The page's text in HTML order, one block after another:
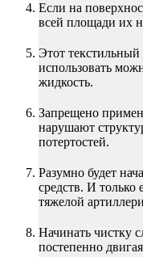
Если на
всей площади их
Этот
использовать
жидкость.
Запрещено
нарушают
потертостей.
Разумно будет
средств. И только
тяжелой
Начинать чистку
постепенно